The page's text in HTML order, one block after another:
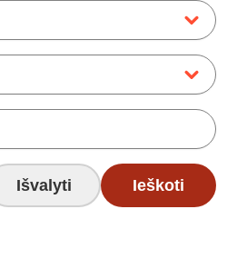
Išvalyti Ieškoti